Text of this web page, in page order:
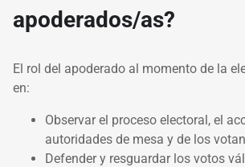
apoderados/as?
El rol del apoderado al momento de la
en:
Observar el proceso electoral, el
autoridades de mesa y de los
Defender y resguardar los votos